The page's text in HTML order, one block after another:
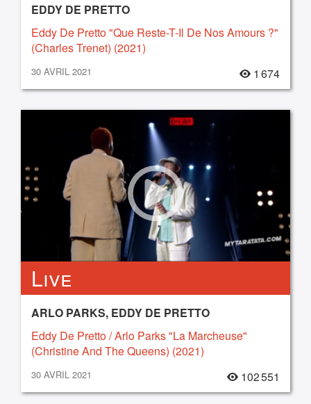
EDDY DE PRETTO
Eddy De Pretto "Que Reste-T-Il De Nos Amours ?"
(Charles Trenet) (2021)
30 AVRIL 2021 1 674
Live
ARLO PARKS, EDDY DE PRETTO
Eddy De Pretto / Arlo Parks "La Marcheuse"
(Christine And The Queens) (2021)
30 AVRIL 2021 102 551